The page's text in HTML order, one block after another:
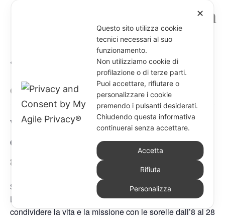
« Tutti gli Eventi
Questo evento è passato.
Visita della Vicaria generale alla
comunità di Trois Rivieres
8 Dicembre 2025 -28 Dicembre 2025
Sr Romina Pietrangelo visiterà la comunità di Trois
Rivieres in Guadeloupe per accompagnare, sostenere e
condividere la vita e la missione con le sorelle dall’8 al 28
✕
Questo sito utilizza cookie
tecnici necessari al suo
funzionamento.
Non utilizziamo cookie di
profilazione o di terze parti.
Puoi accettare, rifiutare o
personalizzare i cookie
premendo i pulsanti desiderati.
Chiudendo questa informativa
continuerai senza accettare.
Accetta
Rifiuta
Personalizza